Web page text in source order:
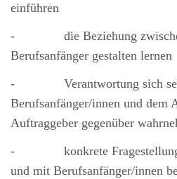
einführen
-
die Beziehung
Berufsanfänger gestalten lernen
-
Verantwortung sich
Berufsanfänger/innen und dem
Auftraggeber gegenüber
-
konkrete
und mit Berufsanfänger/innen